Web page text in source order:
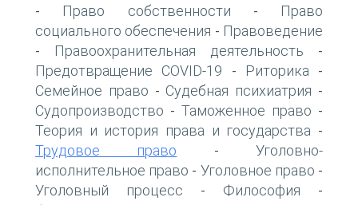
- Право собственности -
Право
социального обеспечения - Правоведение
- Правоохранительная деятельность -
Предотвращение COVID-19 - Риторика -
Семейное право - Судебная психиатрия -
Судопроизводство - Таможенное право -
Теория и история права и государства -
Трудовое право -Уголовно-
исполнительное право - Уголовное право -
Уголовный процесс - Философия -